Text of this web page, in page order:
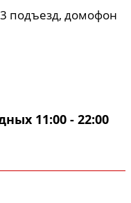
подъезд, домофон
11:00 - 22:00